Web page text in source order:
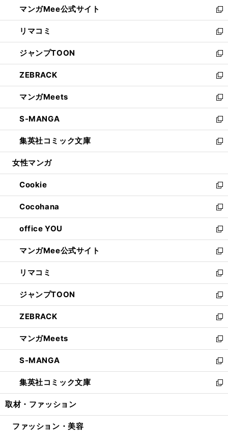
く
ド
ウ
で
開
く
ィ
ン
ド
ウ
で
開
く
い
ウ
ィ
ン
ド
ウ
で
開
く
マンガMee公式サイト
新
し
い
ウ
ィ
ン
ド
ウ
で
開
く
リマコミ
新
し
い
ウ
ィ
ン
ド
ウ
で
開
く
ジャンプTOON
新
し
い
ウ
ィ
ン
ド
ウ
で
開
ZEBRACK
新
し
い
ウ
ィ
ン
ド
ウ
開
く
マンガMeets
新
し
い
ウ
ィ
ン
ウ
で
開
く
S-MANGA
新
し
い
ウ
ン
ド
ウ
で
開
く
集英社コミック文庫
新
し
ウ
ィ
ン
ド
ウ
で
開
く
女性マンガ
Cookie
新
し
い
ウ
ィ
ン
ド
ウ
で
開
く
Cocohana
新
し
い
ウ
ィ
ン
ド
ウ
で
開
く
office YOU
新
し
い
ウ
ィ
ン
ド
ウ
で
開
く
マンガMee公式サイト
新
し
い
ウ
ィ
ン
ド
ウ
で
開
く
リマコミ
新
し
い
ウ
ィ
ン
ド
ウ
で
開
く
ジャンプTOON
新
し
い
ウ
ィ
ン
ド
ウ
で
開
ZEBRACK
新
し
い
ウ
ィ
ン
ド
ウ
開
マンガMeets
新
し
い
ウ
ィ
ン
ウ
S-MANGA
新
し
い
ウ
ン
集英社コミック文庫
新
し
ウ
取材・ファッション
ファッション・美容